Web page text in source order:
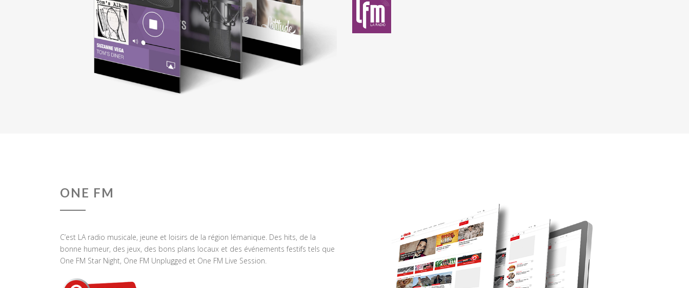
ONE FM
C’est LA radio musicale, jeune et loisirs de la région lémanique. Des hits, de la
bonne humeur, des jeux, des bons plans locaux et des événements festifs tels que
One FM Star Night, One FM Unplugged et One FM Live Session.